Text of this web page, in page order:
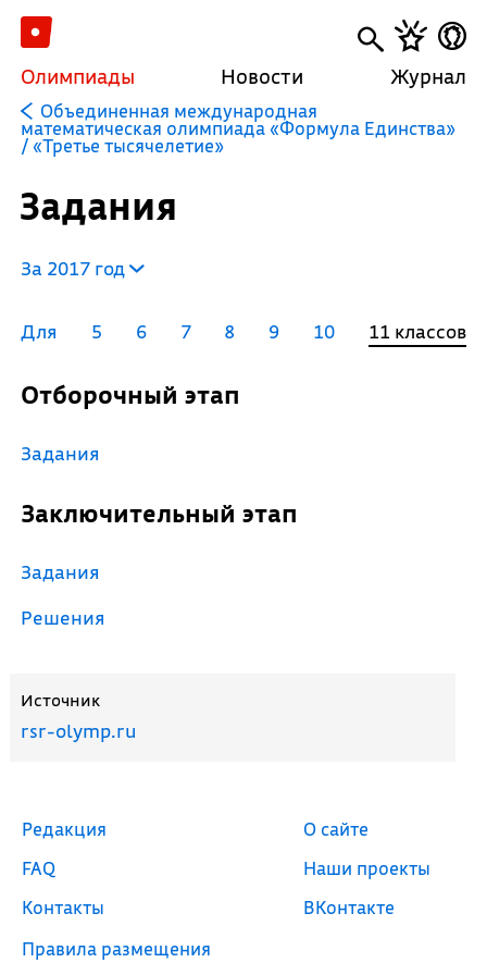
Олимпиады Новости Журнал
Объединенная международная
математическая олимпиада «Формула Единства»
/ «Третье тысячелетие»
Задания
За 2017 год
Для 5 6 7 8 9 10 11 классов
Отборочный этап
Задания
Заключительный этап
Задания
Решения
Источник
rsr-olymp.ru
Редакция
FAQ
Контакты
Правила размещения
О сайте
Наши проекты
ВКонтакте